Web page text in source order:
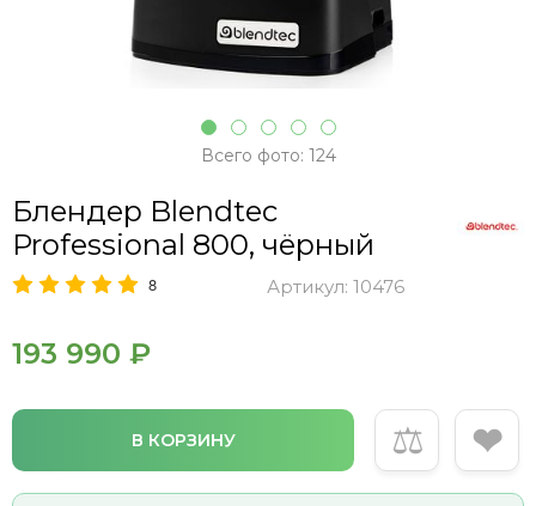
Всего фото: 124
Блендер Blendtec
Professional 800, чёрный
8 Артикул: 10476
193 990 ₽
В КОРЗИНУ ⚖ ❤